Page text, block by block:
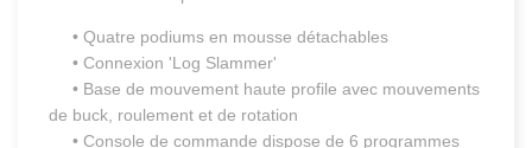
• Quatre podiums en mousse détachables
• Connexion 'Log Slammer'
• Base de mouvement haute profile avec mouvements
de buck, roulement et de rotation
• Console de commande dispose de 6 programmes